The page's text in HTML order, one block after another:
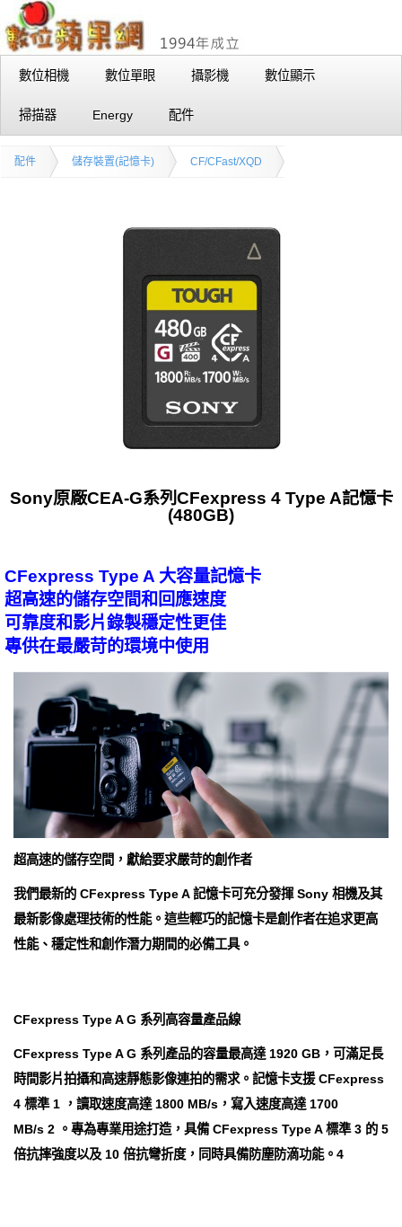
數位相機 數位單眼 攝影機 數位顯示
掃描器 Energy 配件
配件 儲存裝置(記憶卡) CF/CFast/XQD
Sony原廠CEA-G系列CFexpress 4 Type A記憶卡
(480GB)
CFexpress Type A 大容量記憶卡
超高速的儲存空間和回應速度
可靠度和影片錄製穩定性更佳
專供在最嚴苛的環境中使用
超高速的儲存空間，獻給要求嚴苛的創作者
我們最新的 CFexpress Type A 記憶卡可充分發揮 Sony 相機及其
最新影像處理技術的性能。這些輕巧的記憶卡是創作者在追求更高
性能、穩定性和創作潛力期間的必備工具。
CFexpress Type A G 系列高容量產品線
CFexpress Type A G 系列產品的容量最高達 1920 GB，可滿足長
時間影片拍攝和高速靜態影像連拍的需求。記憶卡支援 CFexpress
4 標準 1 ，讀取速度高達 1800 MB/s，寫入速度高達 1700
MB/s 2 。專為專業用途打造，具備 CFexpress Type A 標準 3 的 5
倍抗摔強度以及 10 倍抗彎折度，同時具備防塵防滴功能。4